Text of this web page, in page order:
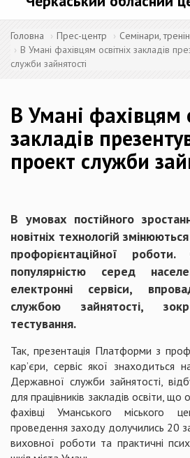
Головна Прес-центр
Семінари,
В Умані фахівцям освітніх закладів
служби зайнятості
В Умані фахівцям
закладів
проект служби
В умовах постійного
новітніх технологій
профорієнтаційної роботи.
популярністю серед
електронні сервіси,
службою зайнятості,
тестування.
Так, презентація Платформи з
кар’єри, сервіс якої знаходиться
Державної служби зайнятості,
для працівників закладів освіти, що
фахівці Уманського міського
проведення заходу долучились 20
виховної роботи та практичні